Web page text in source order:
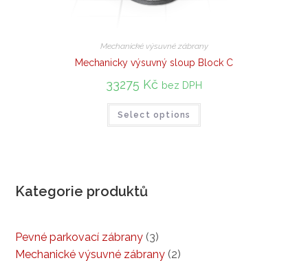
Mechanické výsuvné zábrany
Mechanicky výsuvný sloup Block C
33275 Kč bez DPH
Select options
Kategorie produktů
Pevné parkovací zábrany 33
products
Mechanické výsuvné zábrany 22